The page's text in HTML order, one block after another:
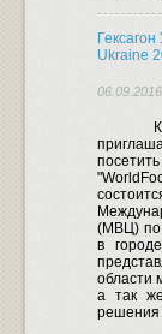
Ukraine
06.09.2016
(МВЦ) по
в
области
а так
решения